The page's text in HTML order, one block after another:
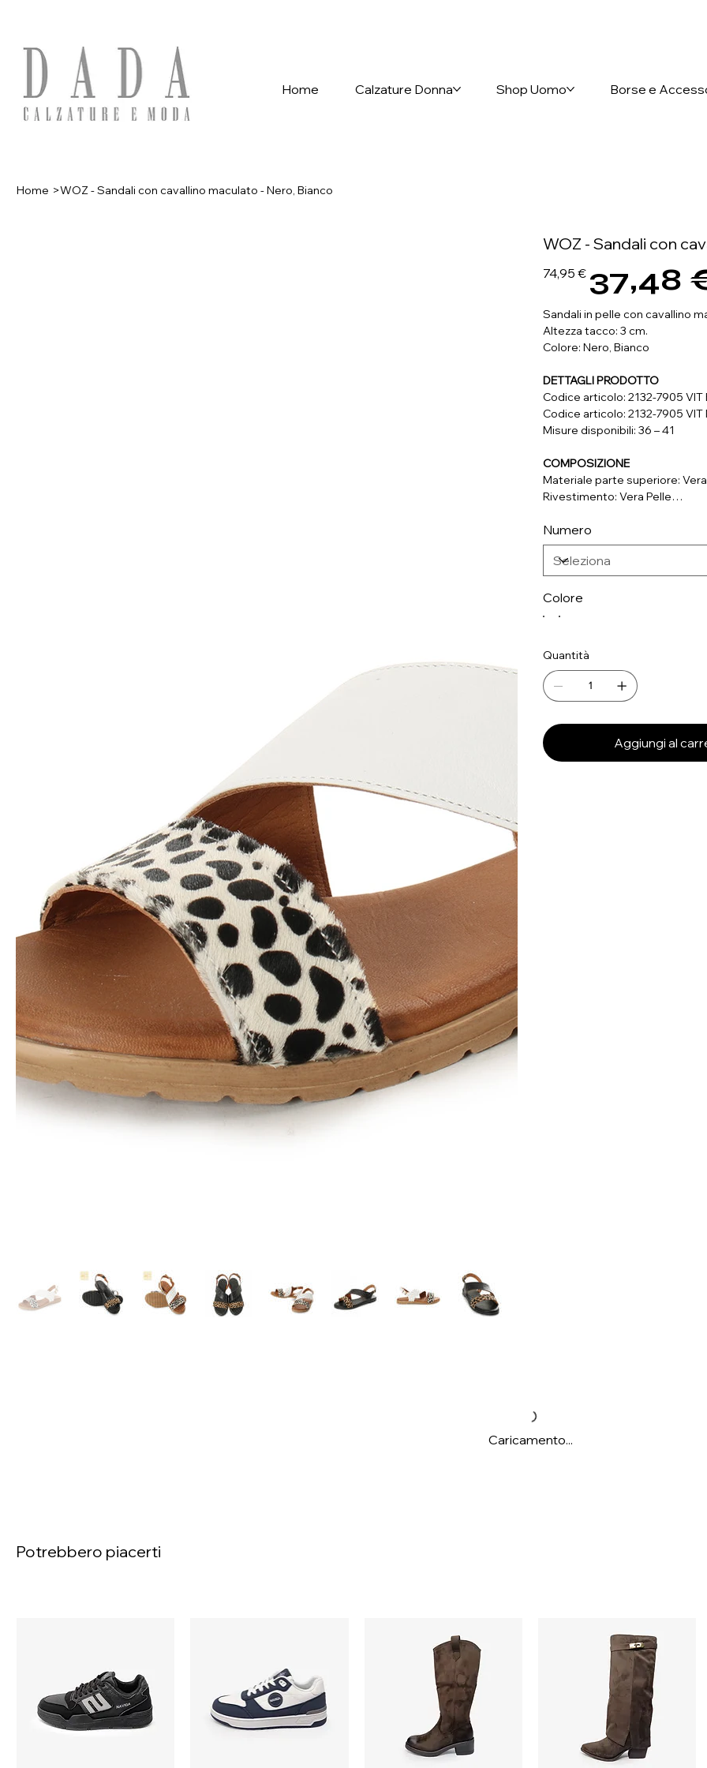
Home Calzature Donna Shop Uomo Borse e
Home >WOZ - Sandali con cavallino maculato - Nero, Bianco
WOZ - Sandali con
Prezzo
originale
74,95 € scontato
37,48
Sandali in pelle con cavallino
Altezza tacco: 3 cm.
Colore: Nero, Bianco
DETTAGLI PRODOTTO
Codice articolo: 2132-7905 VIT
Codice articolo: 2132-7905 VIT
Misure disponibili: 36 – 41
COMPOSIZIONE
Materiale parte superiore:
Rivestimento: Vera Pelle
Suola: Materiale Sintetico
Numero
Colore
Quantità
Aggiungi al
Caricamento...
Potrebbero piacerti